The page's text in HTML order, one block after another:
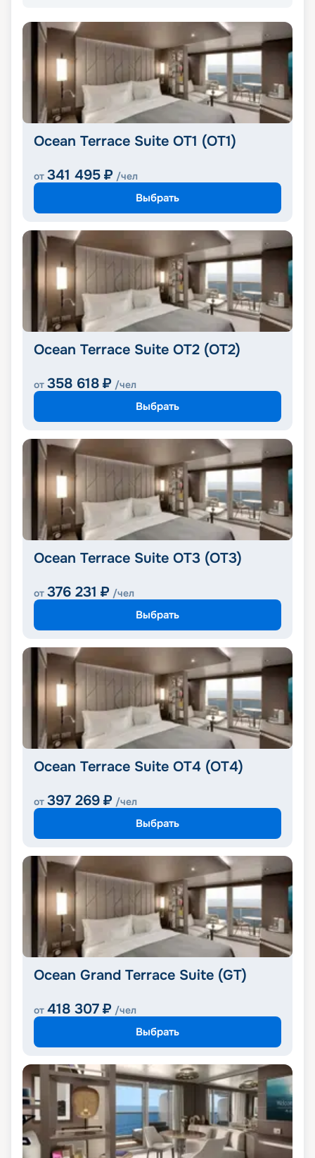
Ocean Terrace Suite OT1 (OT1)
от 341 495 ₽ /чел
Выбрать
Ocean Terrace Suite OT2 (OT2)
от 358 618 ₽ /чел
Выбрать
Ocean Terrace Suite OT3 (OT3)
от 376 231 ₽ /чел
Выбрать
Ocean Terrace Suite OT4 (OT4)
от 397 269 ₽ /чел
Выбрать
Ocean Grand Terrace Suite (GT)
от 418 307 ₽ /чел
Выбрать